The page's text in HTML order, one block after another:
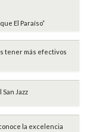
El Paraíso”
tener más efectivos
Jazz
la excelencia